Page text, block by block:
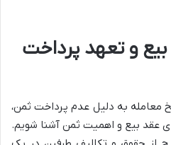
و تعهد پرداخت
معامله به دلیل عدم پرداخت ثمن،
ای عقد بیع و اهمیت ثمن آشنا شویم.